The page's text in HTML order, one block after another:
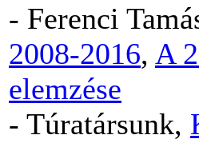
- Ferenci
2008-2016, A
elemzése
- Túratársunk,